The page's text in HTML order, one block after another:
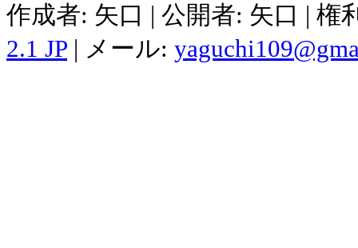
作成者: 矢口 | 公開者: 矢口 |
2.1 JP | メール: